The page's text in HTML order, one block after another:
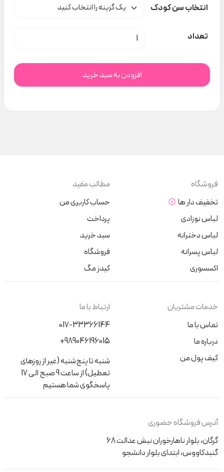
انتخاب سن کودک
تعداد
افزودن به سبد خرید
فروشگاه
تخفیف دار ها
لباس نوزادی
لباس دخترانه
لباس پسرانه
اکسسوری
مطالب مفید
حساب کاربری من
پرداخت
سبد خرید
فروشگاه
کیدز مگ
خدمات مشتریان
تماس با ما
درباره ما
کیف پول من
ارتباط با ما
017-33366144
+989046196015
شنبه تا پنج‌شنبه (غیر از روزهای
تعطیل) از ساعت 9 صبح الی 17
پاسخگوی شما هستیم
آدرس فروشگاه حضوری
گرگان، بلوار ناهارخوران نبش عدالت 68
گنبدکاووس، ابتدای بلوار دانشجو